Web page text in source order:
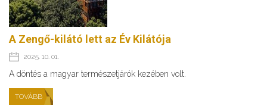
A Zengő-kilátó lett az Év Kilátója
2025. 10. 01.
A döntés a magyar természetjárók kezében volt.
TOVÁBB